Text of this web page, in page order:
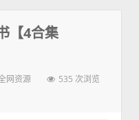
【4合集
网资源 535 次浏览